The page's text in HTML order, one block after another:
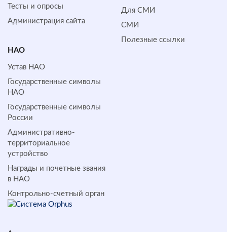
Тесты и опросы
Администрация сайта
Для СМИ
СМИ
Полезные ссылки
НАО
Устав НАО
Государственные символы
НАО
Государственные символы
России
Административно-
территориальное
устройство
Награды и почетные звания
в НАО
Контрольно-счетный орган